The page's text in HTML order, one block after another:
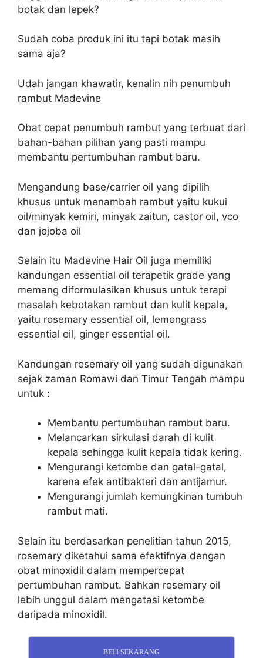
botak dan lepek?
Sudah coba produk ini itu tapi botak masih
sama aja?
Udah jangan khawatir, kenalin nih penumbuh
rambut Madevine
Obat cepat penumbuh rambut yang terbuat dari
bahan-bahan pilihan yang pasti mampu
membantu pertumbuhan rambut baru.
Mengandung base/carrier oil yang dipilih
khusus untuk menambah rambut yaitu kukui
oil/minyak kemiri, minyak zaitun, castor oil, vco
dan jojoba oil
Selain itu Madevine Hair Oil juga memiliki
kandungan essential oil terapetik grade yang
memang diformulasikan khusus untuk terapi
masalah kebotakan rambut dan kulit kepala,
yaitu rosemary essential oil, lemongrass
essential oil, ginger essential oil.
Kandungan rosemary oil yang sudah digunakan
sejak zaman Romawi dan Timur Tengah mampu
untuk :
Membantu pertumbuhan rambut baru.
Melancarkan sirkulasi darah di kulit
kepala sehingga kulit kepala tidak kering.
Mengurangi ketombe dan gatal-gatal,
karena efek antibakteri dan antijamur.
Mengurangi jumlah kemungkinan tumbuh
rambut mati.
Selain itu berdasarkan penelitian tahun 2015,
rosemary diketahui sama efektifnya dengan
obat minoxidil dalam mempercepat
pertumbuhan rambut. Bahkan rosemary oil
lebih unggul dalam mengatasi ketombe
daripada minoxidil.
BELI SEKARANG